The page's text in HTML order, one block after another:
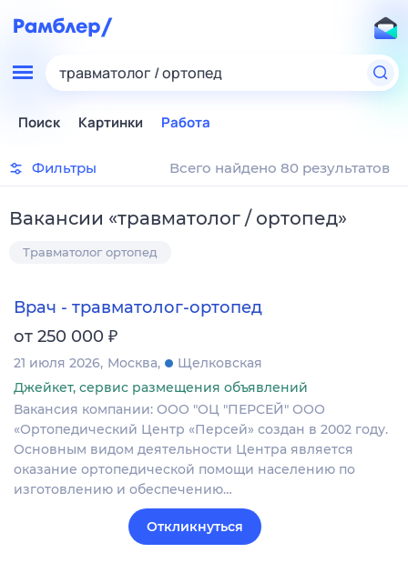
травматолог / ортопед
Поиск Картинки Работа
Фильтры Всего найдено 80 результатов
Вакансии «травматолог / ортопед»
Травматолог ортопед
Врач - травматолог-ортопед
от 250 000 ₽
21 июля 2026 Москва
Щелковская
Джейкет, сервис размещения объявлений
Вакансия компании: ООО "ОЦ "ПЕРСЕЙ" ООО
«Ортопедический Центр «Персей» создан в 2002 году.
Основным видом деятельности Центра является
оказание ортопедической помощи населению по
изготовлению и обеспечению…
Откликнуться